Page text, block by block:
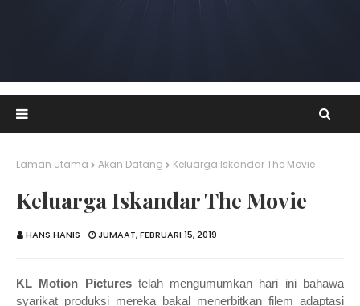
Laman utama Akan Datang Keluarga Iskandar The Movie
Keluarga Iskandar The Movie
HANS HANIS JUMAAT, FEBRUARI 15, 2019
KL Motion Picturestelah mengumumkan hari ini bahawa
syarikat produksi mereka bakal menerbitkan filem adaptasi